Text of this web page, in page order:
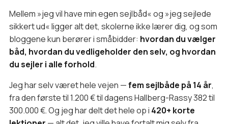
Mellem »jeg vil have min egen sejlbåd« og »jeg sejlede
sikkert ud« ligger alt det, skolerne ikke lærer dig, og som
bloggene kun berører i småbidder: hvordan du vælger
båd, hvordan du vedligeholder den selv, og hvordan
du sejler i alle forhold.
Jeg har selv været hele vejen —fem sejlbåde på 14 år,
fra den første til 1.200 € til dagens Hallberg-Rassy 382 til
300.000 €. Og jeg har delt det hele op i 420+ korte